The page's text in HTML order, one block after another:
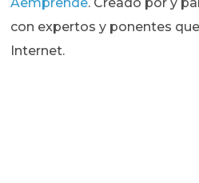
con expertos y ponentes
Internet.